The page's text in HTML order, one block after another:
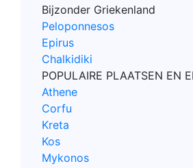
Bijzonder Griekenland
Peloponnesos
Epirus
Chalkidiki
POPULAIRE PLAATSEN EN
Athene
Corfu
Kreta
Kos
Mykonos